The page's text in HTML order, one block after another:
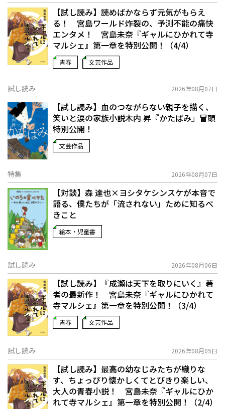
【試し読み】読めばかならず元気がもらえ
る！ 宮島ワールド炸裂の、予測不能の痛快
エンタメ！ 宮島未奈『ギャルにひかれて寺
マルシェ』第一章を特別公開！（4/4）
青春 文芸作品
試し読み 2026年08月07日
【試し読み】血のつながらない親子を描く、
笑いと涙の家族小説――木内 昇『かたばみ』冒頭
特別公開！
文芸作品
特集 2026年08月07日
【対談】森 達也×ヨシタケシンスケが本音で
語る、僕たちが「流されない」ために知るべ
きこと
絵本・児童書
試し読み 2026年08月06日
【試し読み】『成瀬は天下を取りにいく』著
者の最新作！ 宮島未奈『ギャルにひかれて
寺マルシェ』第一章を特別公開！（3/4）
青春 文芸作品
試し読み 2026年08月05日
【試し読み】最高の幼なじみたちが織りな
す、ちょっぴり懐かしくてとびきり楽しい、
大人の青春小説！ 宮島未奈『ギャルにひか
れて寺マルシェ』第一章を特別公開！（2/4）